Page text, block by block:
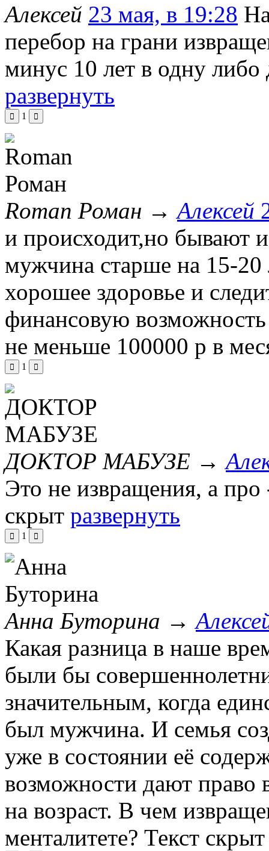
Алексей 23 мая, в 19:28
перебор на грани
минус 10 лет в одну
развернуть
1
Roman Роман → Алексей
и происходит,но бывают
мужчина старше на 15-20
хорошее здоровье и
финансовую
не меньше 100000 р в
1
ДОКТОР МАБУЗЕ →
Это не извращения, а
скрыт развернуть
1
Анна Буторина →
Какая разница в наше
были бы
значительным, когда
был мужчина. И семья
уже в состоянии её
возможности дают право
на возраст. В чем
менталитете? Текст скрыт